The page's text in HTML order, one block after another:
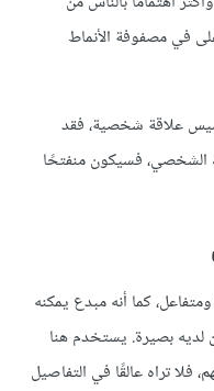
في مصفوفة الأنماط
علاقة شخصية، فقد
الشخصي، فسيكون منفتحًا
كما أنه مبدع يمكنه
لديه بصيرة. يستخدم هنا
فلا تراه عالقًا في التفاصيل